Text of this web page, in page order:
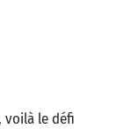
voilà le défi